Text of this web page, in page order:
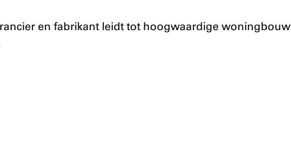
en fabrikant leidt tot hoogwaardige woningbouw